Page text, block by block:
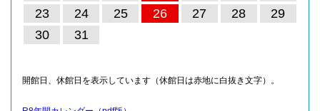
23 24 25 26 27 28
29
30
31
開館日、休館日を表示しています（休館日は赤地に白抜き文字）。